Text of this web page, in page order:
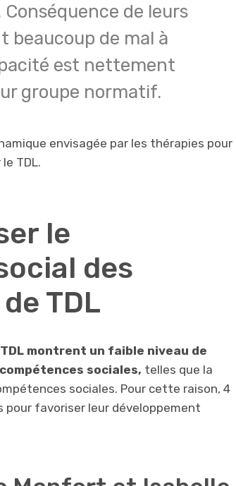
de leurs
beaucoup de mal à
est nettement
groupe normatif.
envisagée par les thérapies pour
TDL.
le
des
TDL
montrent un faible niveau de
sociales, telles que la
sociales. Pour cette raison, 4
favoriser leur développement